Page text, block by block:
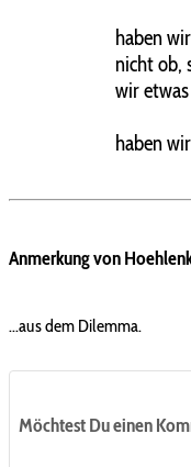
haben
nicht ob,
wir
haben
Anmerkung von
...aus dem Dilemma.
Möchtest Du einen